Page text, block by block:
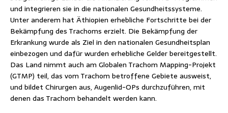
und integrieren sie in die nationalen Gesundheitssysteme.
Unter anderem hat Äthiopien erhebliche Fortschritte bei der
Bekämpfung des Trachoms erzielt. Die Bekämpfung der
Erkrankung wurde als Ziel in den nationalen Gesundheitsplan
einbezogen und dafür wurden erhebliche Gelder bereitgestellt.
Das Land nimmt auch am Globalen Trachom Mapping-Projekt
(GTMP) teil, das vom Trachom betroffene Gebiete ausweist,
und bildet Chirurgen aus, Augenlid-OPs durchzuführen, mit
denen das Trachom behandelt werden kann.